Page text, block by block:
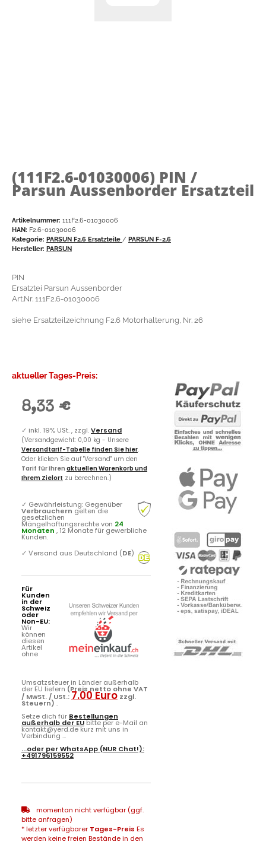
(111F2.6-01030006) PIN /
Parsun Aussenborder Ersatzteil
Artikelnummer: 111F2.6-01030006
HAN: F2.6-01030006
Kategorie: PARSUN F2.6 Ersatzteile / PARSUN F-2.6
Hersteller: PARSUN
PIN
Ersatztei Parsun Aussenborder
Art.Nr. 111F2.6-01030006
siehe Ersatzteilzeichnung F2.6 Motorhalterung, Nr. 26
aktueller Tages-Preis:
8,33 €
✓ inkl. 19% USt. , zzgl.Versand
(Versandgewicht: 0,00 kg - Unsere
Versandtarif-Tabelle finden Sie hier.
Oder klicken Sie auf "Versand" um den
Tarif für Ihren aktuellen Warenkorb und
Ihrem Zielort zu berechnen.)
✓ Gewährleistung: Gegenüber
Verbrauchern gelten die
gesetzlichen
Mängelhaftungsrechte von 24
Monaten , 12 Monate für gewerbliche
Kunden.
✓ Versand aus Deutschland (DE)
Für
Kunden
in der
Schweiz
oder
Non-EU:
Wir
können
diesen
Artikel
ohne
Umsatzsteuer in Länder außerhalb
der EU liefern (Preis netto ohne VAT
/ MwSt. / USt.:7.00 Euro zzgl.
Steuern) .
Setze dich für Bestellungen
außerhalb der EUbitte per e-Mail an
kontakt@yerd.de kurz mit uns in
Verbindung ...
...oder perWhatsApp (NUR Chat!):
+491796159552
momentan nicht verfügbar (ggf.
bitte anfragen)
* letzter verfügbarer Tages-Preis Es
werden keine freien Bestände in den